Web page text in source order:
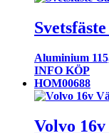
Aluminium
INFO KÖP
HOM00688
Volvo